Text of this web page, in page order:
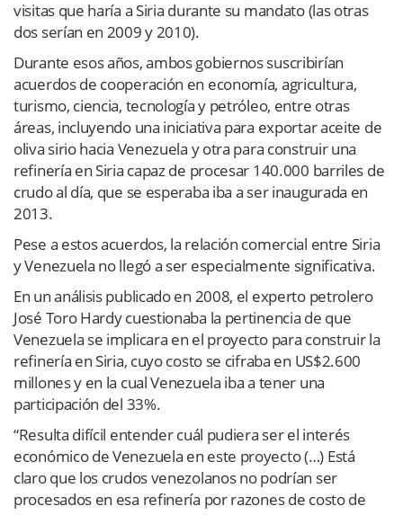
visitas que haría a Siria durante su mandato (las otras
dos serían en 2009 y 2010).
Durante esos años, ambos gobiernos suscribirían
acuerdos de cooperación en economía, agricultura,
turismo, ciencia, tecnología y petróleo, entre otras
áreas, incluyendo una iniciativa para exportar aceite de
oliva sirio hacia Venezuela y otra para construir una
refinería en Siria capaz de procesar 140.000 barriles de
crudo al día, que se esperaba iba a ser inaugurada en
2013.
Pese a estos acuerdos, la relación comercial entre Siria
y Venezuela no llegó a ser especialmente significativa.
En un análisis publicado en 2008, el experto petrolero
José Toro Hardy cuestionaba la pertinencia de que
Venezuela se implicara en el proyecto para construir la
refinería en Siria, cuyo costo se cifraba en US$2.600
millones y en la cual Venezuela iba a tener una
participación del 33%.
“Resulta difícil entender cuál pudiera ser el interés
económico de Venezuela en este proyecto (…) Está
claro que los crudos venezolanos no podrían ser
procesados en esa refinería por razones de costo de